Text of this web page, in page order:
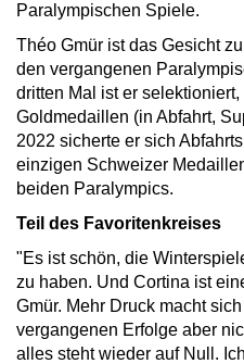
Paralympischen Spiele.
Théo Gmür ist das Gesicht
den vergangenen
dritten Mal ist er
Goldmedaillen (in Abfahrt,
2022 sicherte er sich
einzigen Schweizer
beiden Paralympics.
Teil des Favoritenkreises
"Es ist schön, die
zu haben. Und Cortina ist
Gmür. Mehr Druck macht
vergangenen Erfolge aber
alles steht wieder auf Null.